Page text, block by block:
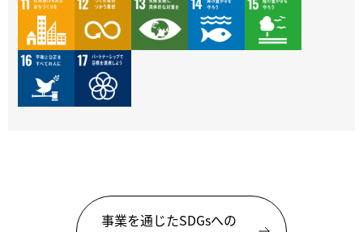
事業を通じたSDGsへの